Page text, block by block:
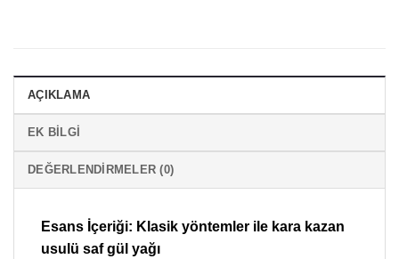
AÇIKLAMA
EK BILGI
DEĞERLENDIRMELER (0)
Esans İçeriği: Klasik yöntemler ile kara kazan
usulü saf gül yağı